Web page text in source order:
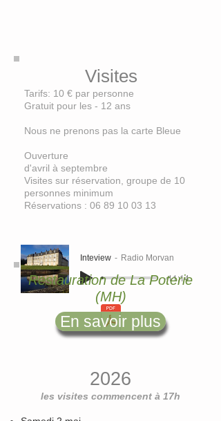
Visites
Tarifs: 10 € par personne
Gratuit pour les - 12 ans
Nous ne prenons pas la carte Bleue
Ouverture
d'avril à septembre
Visites sur réservation, groupe de 10
personnes minimum
Réservations : 06 89 10 03 13
Inteview Radio Morvan
-11:14
2026
les visites commencent à 17h
Restauration de La Poterie
(MH)
En savoir plus